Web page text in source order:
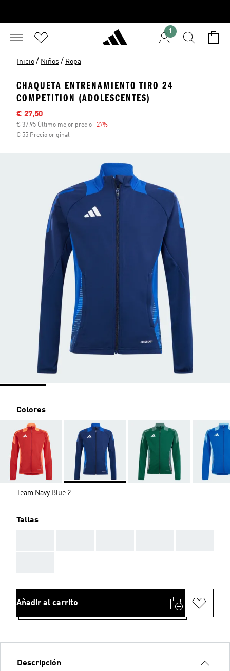
1
Inicio / Niños / Ropa
CHAQUETA ENTRENAMIENTO TIRO 24
COMPETITION (ADOLESCENTES)
Precio rebajado
€ 27,50
€ 37,95 Último mejor precio -27%
€ 55 Precio original
Colores
Team Navy Blue 2
Tallas
Añadir al carrito
Descripción